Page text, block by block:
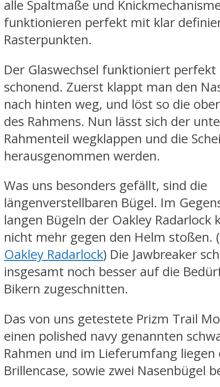
alle Spaltmaße und
funktionieren perfekt mit klar
Rasterpunkten.
Der Glaswechsel funktioniert perfekt
schonend. Zuerst klappt man den
nach hinten weg, und löst so die
des Rahmens. Nun lässt sich der
Rahmenteil wegklappen und die
herausgenommen werden.
Was uns besonders gefällt, sind die
längenverstellbaren Bügel. Im
langen Bügeln der Oakley Radarlock
nicht mehr gegen den Helm stoßen. (
Oakley Radarlock) Die Jawbreaker
insgesamt noch besser auf die
Bikern zugeschnitten.
Das von uns getestete Prizm Trail
einen polished navy genannten
Rahmen und im Lieferumfang liegen
Brillencase, sowie zwei Nasenbügel